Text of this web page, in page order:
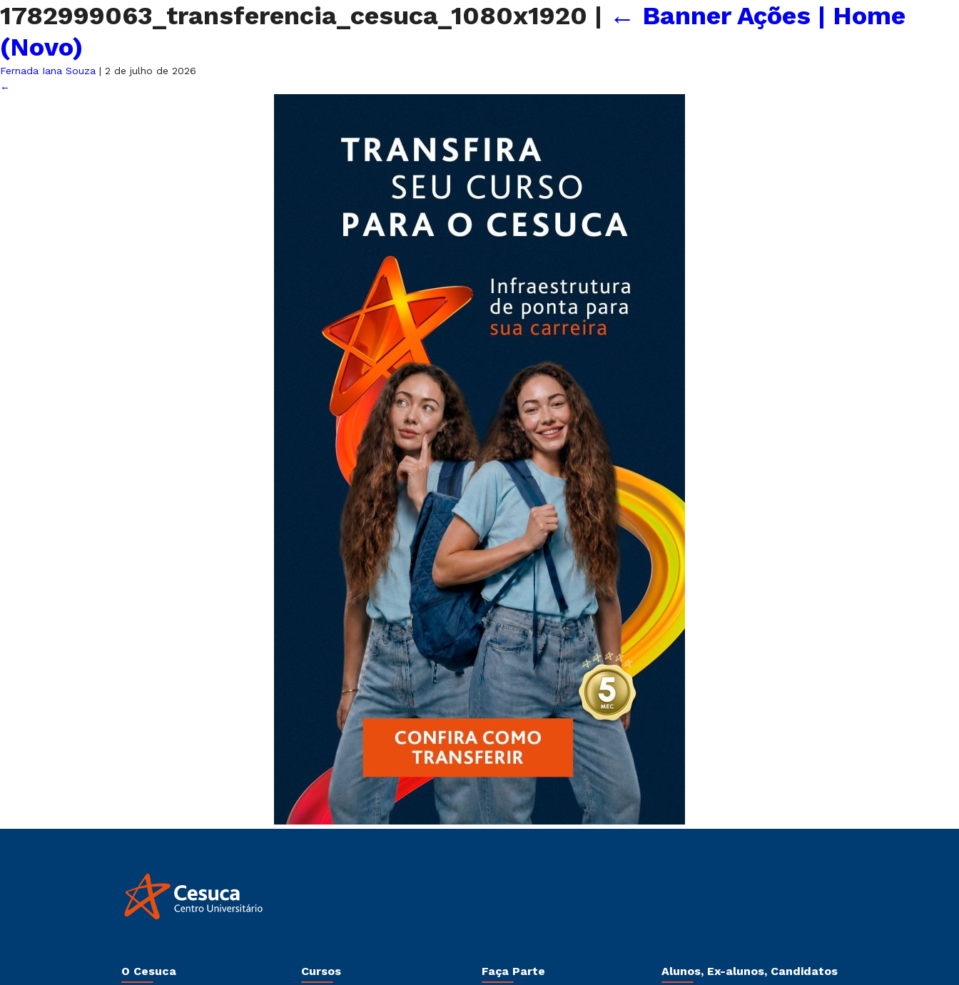
1782999063_transferencia_cesuca_1080x1920 | ← Banner Ações | Home
(Novo)
Fernada Iana Souza | 2 de julho de 2026
←
O Cesuca Cursos Faça Parte Alunos, Ex-alunos, Candidatos